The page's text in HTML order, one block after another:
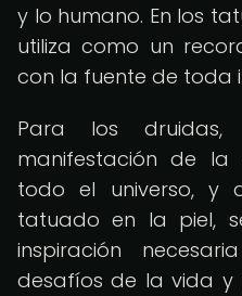
y lo humano. En los
utiliza como un
con la fuente de toda
Para los
manifestación de la
todo el universo, y
tatuado en la piel,
inspiración
desafíos de la vida y